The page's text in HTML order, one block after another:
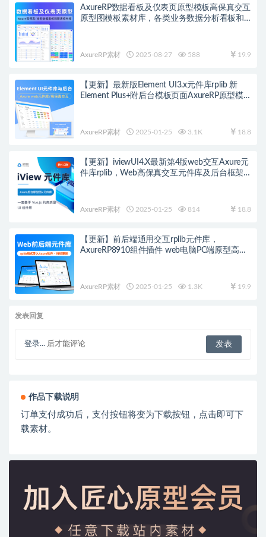
AxureRP数据看板及仪表页原型模板高保真交互
原型图模板素材库，各类业务数据分析看板和
AxureRP素材 2025-08-27 588 19.9
【更新】最新版Element UI3.x元件库rplib 新
Element Plus+附后台模板页面AxureRP原型模
AxureRP素材 2025-01-25 3.1K 18.8
【更新】iviewUI4.X最新第4版web交互Axure元
件库rplib，Web高保真交互元件库及后台框架
AxureRP素材 2025-01-25 814 18.8
【更新】前后端通用交互rplib元件库，
AxureRP8910组件插件 web电脑PC端原型高级
AxureRP素材 2025-01-25 1.3K 19.9
发表回复
登录... 后才能评论
作品下载说明
订单支付成功后，支付按钮将变为下载按钮，点击即可下
载素材。